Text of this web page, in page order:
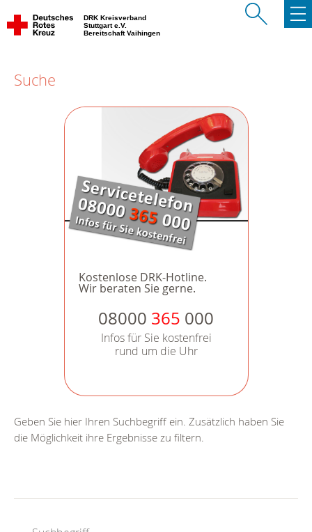
DRK Kreisverband
Stuttgart e.V.
Bereitschaft Vaihingen
Suche
Kostenlose DRK-Hotline.
Wir beraten Sie gerne.
08000 365 000
Infos für Sie kostenfrei
rund um die Uhr
Geben Sie hier Ihren Suchbegriff ein. Zusätzlich haben Sie
die Möglichkeit ihre Ergebnisse zu filtern.